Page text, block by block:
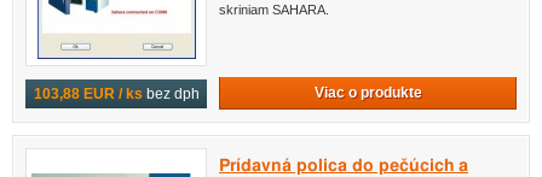
103,88 EUR / ks bez dph
skriniam SAHARA.
Viac o produkte
Prídavná polica do pečúcich a